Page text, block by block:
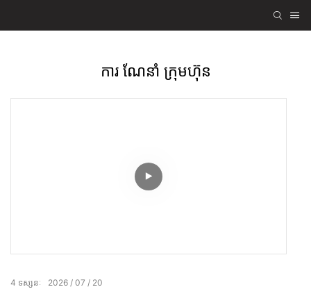
ការ ណែនាំ ក្រុមហ៊ុន
2026 07 20
4 ទស្សនៈ